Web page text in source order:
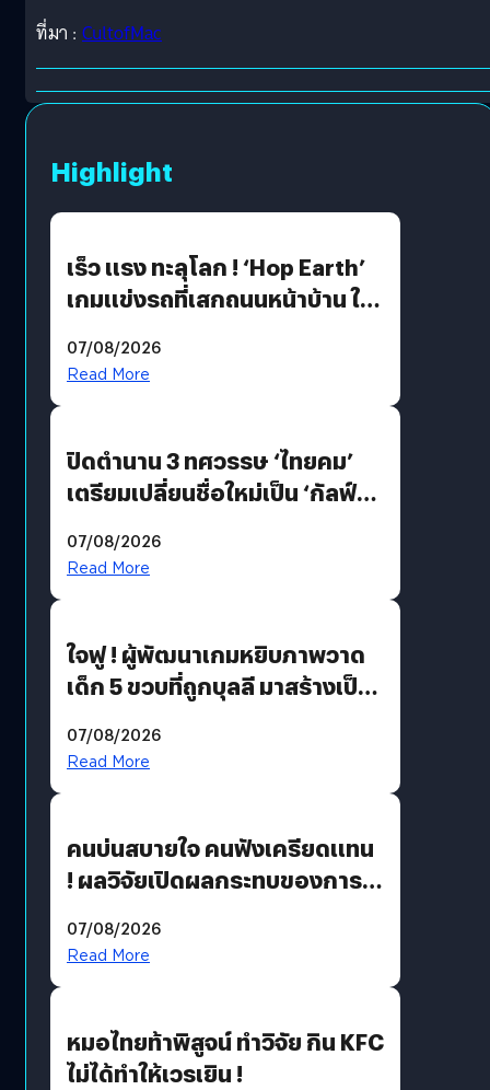
ที่มา : CultofMac
Highlight
เร็ว แรง ทะลุโลก ! ‘Hop Earth’
เกมแข่งรถที่เสกถนนหน้าบ้าน ให้
07/08/2026
Read More
ปิดตำนาน 3 ทศวรรษ ‘ไทยคม’
เตรียมเปลี่ยนชื่อใหม่เป็น ‘กัลฟ์
อวกาศเต็มสูบ
07/08/2026
Read More
ใจฟู ! ผู้พัฒนาเกมหยิบภาพวาด
เด็ก 5 ขวบที่ถูกบุลลี มาสร้างเป็น
07/08/2026
Read More
คนบ่นสบายใจ คนฟังเครียดแทน
! ผลวิจัยเปิดผลกระทบของการ
07/08/2026
Read More
หมอไทยท้าพิสูจน์ ทำวิจัย กิน KFC
ไม่ได้ทำให้เวรเยิน !